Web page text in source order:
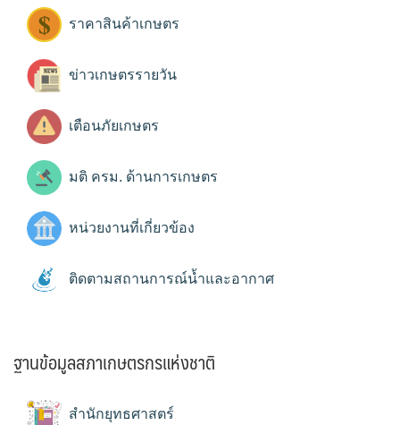
ราคาสินค้าเกษตร
ข่าวเกษตรรายวัน
เตือนภัยเกษตร
มติ ครม. ด้านการเกษตร
หน่วยงานที่เกี่ยวข้อง
ติดตามสถานการณ์น้ำและอากาศ
ฐานข้อมูลสภาเกษตรกรแห่งชาติ
สำนักยุทธศาสตร์